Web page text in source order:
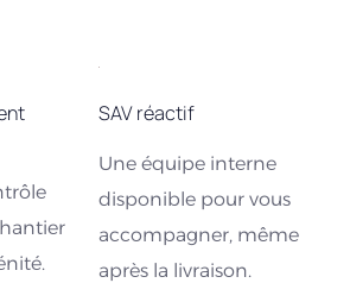
SAV réactif
Une équipe interne
disponible pour vous
accompagner, même
après la livraison.